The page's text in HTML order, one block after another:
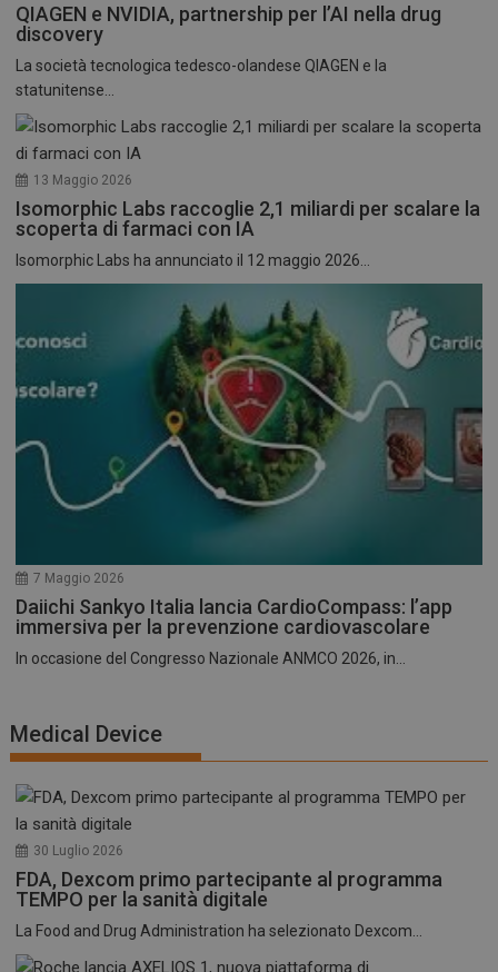
QIAGEN e NVIDIA, partnership per l’AI nella drug
discovery
La società tecnologica tedesco-olandese QIAGEN e la
statunitense...
13 Maggio 2026
Isomorphic Labs raccoglie 2,1 miliardi per scalare la
scoperta di farmaci con IA
Isomorphic Labs ha annunciato il 12 maggio 2026...
7 Maggio 2026
Daiichi Sankyo Italia lancia CardioCompass: l’app
immersiva per la prevenzione cardiovascolare
In occasione del Congresso Nazionale ANMCO 2026, in...
Medical Device
30 Luglio 2026
FDA, Dexcom primo partecipante al programma
TEMPO per la sanità digitale
La Food and Drug Administration ha selezionato Dexcom...